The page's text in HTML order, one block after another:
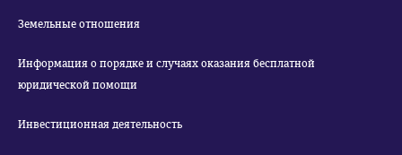
Земельные отношения
Информация о порядке и случаях оказания бесплатной
юридической помощи
Инвестиционная деятельность